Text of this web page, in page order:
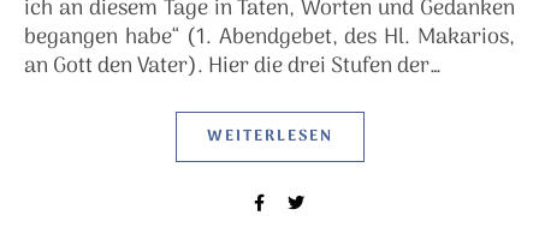
ich an diesem Tage in Taten, Worten und Gedanken
begangen habe“ (1. Abendgebet, des Hl. Makarios,
an Gott den Vater). Hier die drei Stufen der…
WEITERLESEN